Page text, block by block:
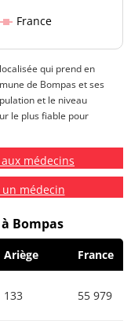
France
qui prend en
de Bompas et ses
et le niveau
le plus fiable pour
médecins
médecin
Bompas
Ariège France
133 55 979